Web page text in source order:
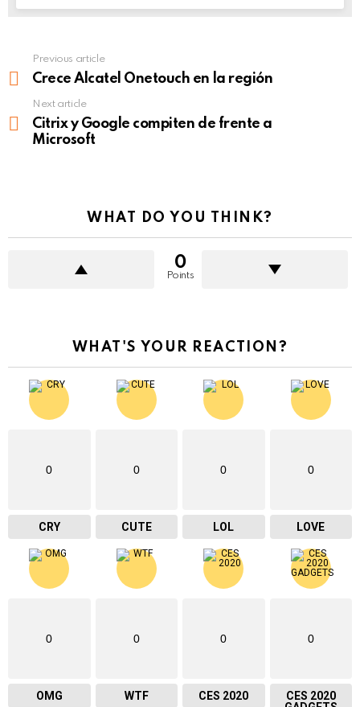
more
Previous article
Crece Alcatel Onetouch en la región
Next article
Citrix y Google compiten de frente a
Microsoft
WHAT DO YOU THINK?
0
Points
WHAT'S YOUR REACTION?
0
CRY
0
CUTE
0
LOL
0
LOVE
0
OMG
0
WTF
0
CES 2020
0
CES 2020